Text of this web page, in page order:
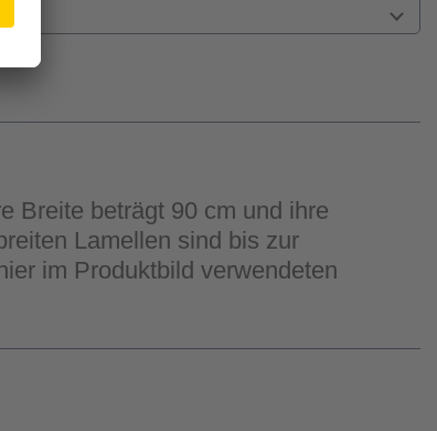
Breite beträgt 90 cm und ihre
Lamellen sind bis zur
im Produktbild verwendeten